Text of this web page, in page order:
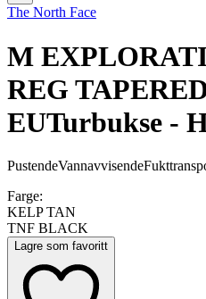
The North Face
M
REG
EUTurbukse -
PustendeVannavvisende
Farge:
KELP TAN
TNF BLACK
Lagre som favoritt